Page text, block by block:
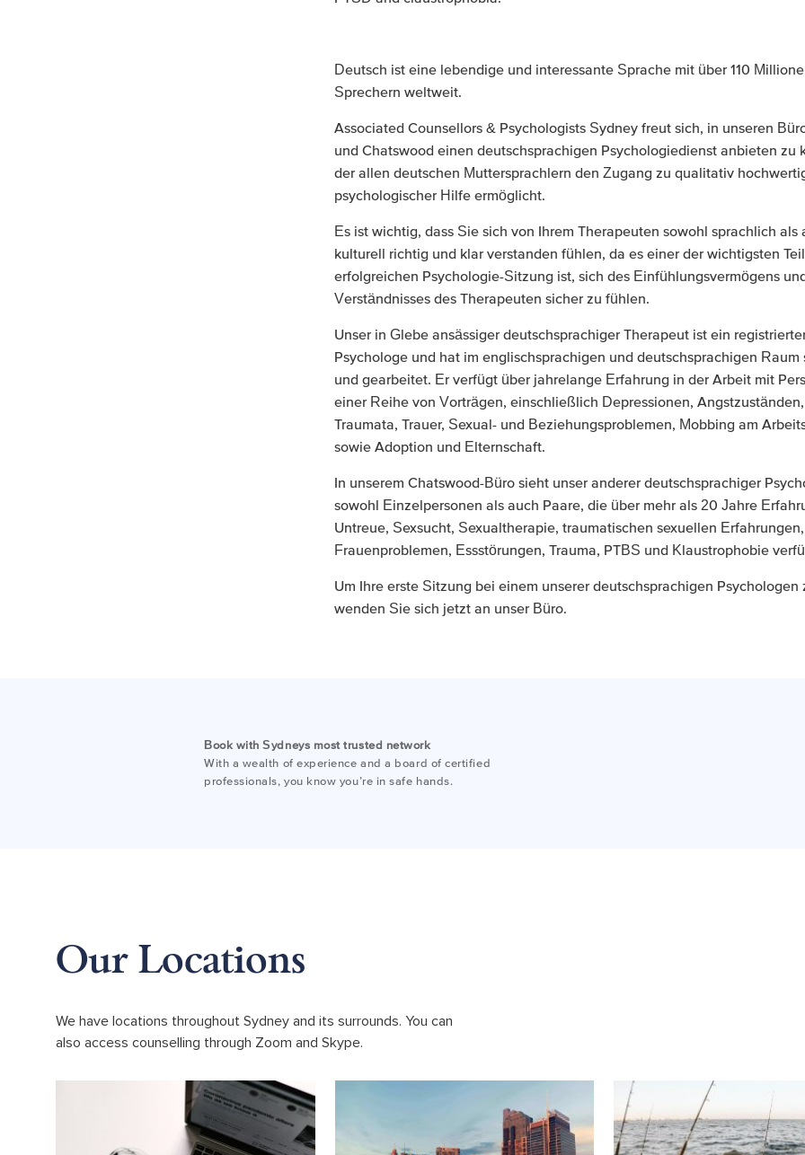
Deutsch ist eine lebendige und interessante Sprache mit über 110
Sprechern weltweit.
Associated Counsellors & Psychologists Sydney freut sich, in unseren
und Chatswood einen deutschsprachigen Psychologiedienst anbieten zu
der allen deutschen Muttersprachlern den Zugang zu qualitativ
psychologischer Hilfe ermöglicht.
Es ist wichtig, dass Sie sich von Ihrem Therapeuten sowohl sprachlich als
kulturell richtig und klar verstanden fühlen, da es einer der wichtigsten
erfolgreichen Psychologie-Sitzung ist, sich des Einfühlungsvermögens
Verständnisses des Therapeuten sicher zu fühlen.
Unser in Glebe ansässiger deutschsprachiger Therapeut ist ein
Psychologe und hat im englischsprachigen und deutschsprachigen Raum
und gearbeitet. Er verfügt über jahrelange Erfahrung in der Arbeit mit
einer Reihe von Vorträgen, einschließlich Depressionen,
Traumata, Trauer, Sexual- und Beziehungsproblemen, Mobbing am
sowie Adoption und Elternschaft.
In unserem Chatswood-Büro sieht unser anderer deutschsprachiger
sowohl Einzelpersonen als auch Paare, die über mehr als 20 Jahre
Untreue, Sexsucht, Sexualtherapie, traumatischen sexuellen Erfahrungen,
Frauenproblemen, Essstörungen, Trauma, PTBS und Klaustrophobie
Um Ihre erste Sitzung bei einem unserer deutschsprachigen Psychologen
wenden Sie sich jetzt an unser Büro.
Book with Sydneys most trusted network
With a wealth of experience and a board of certified
professionals, you know you’re in safe hands.
Our Locations
We have locations throughout Sydney and its surrounds. You can
also access counselling through Zoom and Skype.